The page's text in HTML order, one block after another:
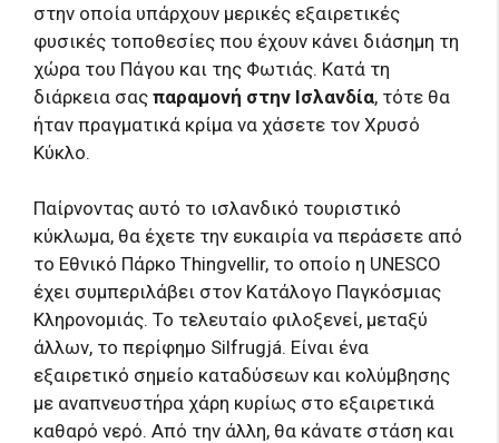
στην οποία υπάρχουν μερικές εξαιρετικές
φυσικές τοποθεσίες που έχουν κάνει διάσημη τη
χώρα του Πάγου και της Φωτιάς. Κατά τη
διάρκεια σας παραμονή στην Ισλανδία, τότε θα
ήταν πραγματικά κρίμα να χάσετε τον Χρυσό
Κύκλο.
Παίρνοντας αυτό το ισλανδικό τουριστικό
κύκλωμα, θα έχετε την ευκαιρία να περάσετε από
το Εθνικό Πάρκο Thingvellir, το οποίο η UNESCO
έχει συμπεριλάβει στον Κατάλογο Παγκόσμιας
Κληρονομιάς. Το τελευταίο φιλοξενεί, μεταξύ
άλλων, το περίφημο Silfrugjá. Είναι ένα
εξαιρετικό σημείο καταδύσεων και κολύμβησης
με αναπνευστήρα χάρη κυρίως στο εξαιρετικά
καθαρό νερό. Από την άλλη, θα κάνατε στάση και